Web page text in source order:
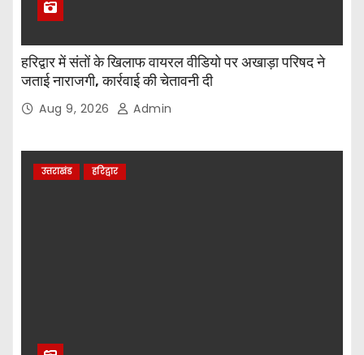
हरिद्वार में संतों के खिलाफ वायरल वीडियो पर अखाड़ा परिषद ने
जताई नाराजगी, कार्रवाई की चेतावनी दी
Aug 9, 2026 Admin
उत्तराखंड हरिद्वार